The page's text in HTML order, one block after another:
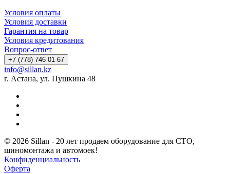
Условия оплаты
Условия доставки
Гарантия на товар
Условия кредитования
Вопрос-ответ
+7 (778) 746 01 67
info@sillan.kz
г. Астана, ул. Пушкина 48
© 2026 Sillan - 20 лет продаем оборудование для СТО,
шиномонтажа и автомоек!
Конфиденциальность
Оферта